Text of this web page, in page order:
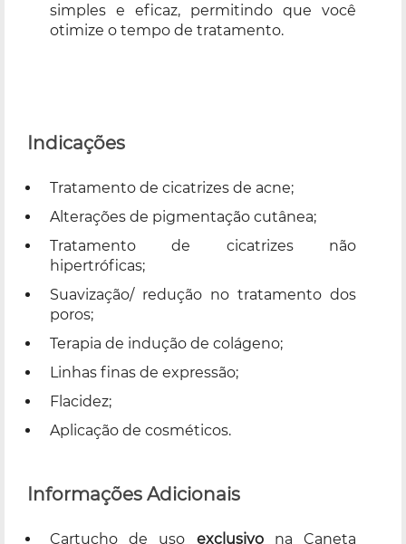
simples e eficaz, permitindo que você
otimize o tempo de tratamento.
Indicações
Tratamento de cicatrizes de acne;
Alterações de pigmentação cutânea;
Tratamento de cicatrizes não
hipertróficas;
Suavização/ redução no tratamento dos
poros;
Terapia de indução de colágeno;
Linhas finas de expressão;
Flacidez;
Aplicação de cosméticos.
Informações Adicionais
Cartucho de uso exclusivona Caneta